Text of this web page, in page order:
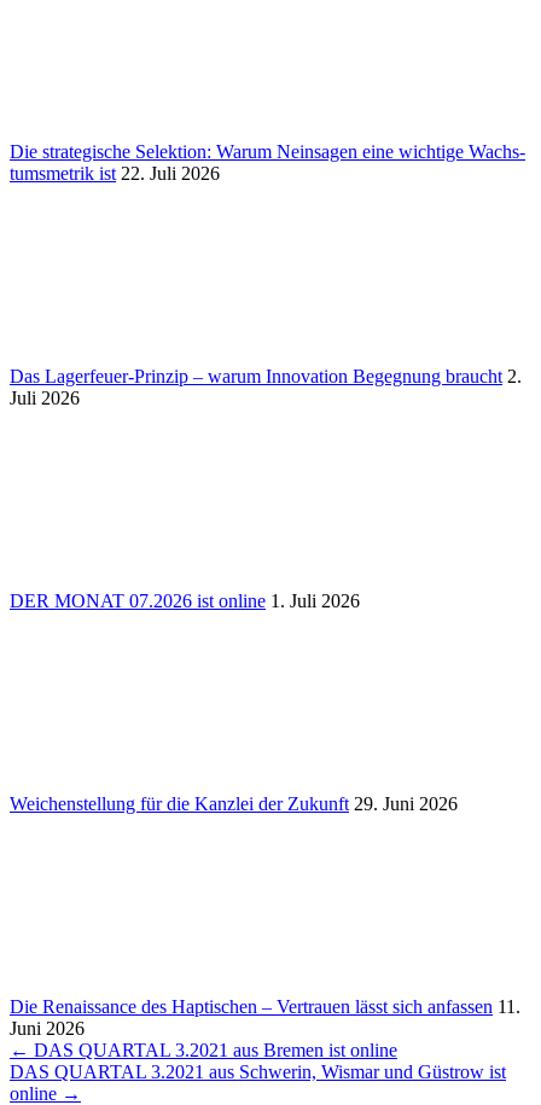
Die stra­te­gi­sche Selek­tion: Warum Nein­sagen eine wich­tige Wachs­
tums­me­trik ist 22. Juli 2026
Das Lager­feuer-Prinzip – warum Inno­va­tion Begeg­nung braucht 2.
Juli 2026
DER MONAT 07.2026 ist online 1. Juli 2026
Weichen­stel­lung für die Kanzlei der Zukunft 29. Juni 2026
Die Renais­sance des Hapti­schen – Vertrauen lässt sich anfassen 11.
Juni 2026
Beitragsnavigation
← DAS QUARTAL 3.2021 aus Bremen ist online
DAS QUARTAL 3.2021 aus Schwerin, Wismar und Güstrow ist
online →